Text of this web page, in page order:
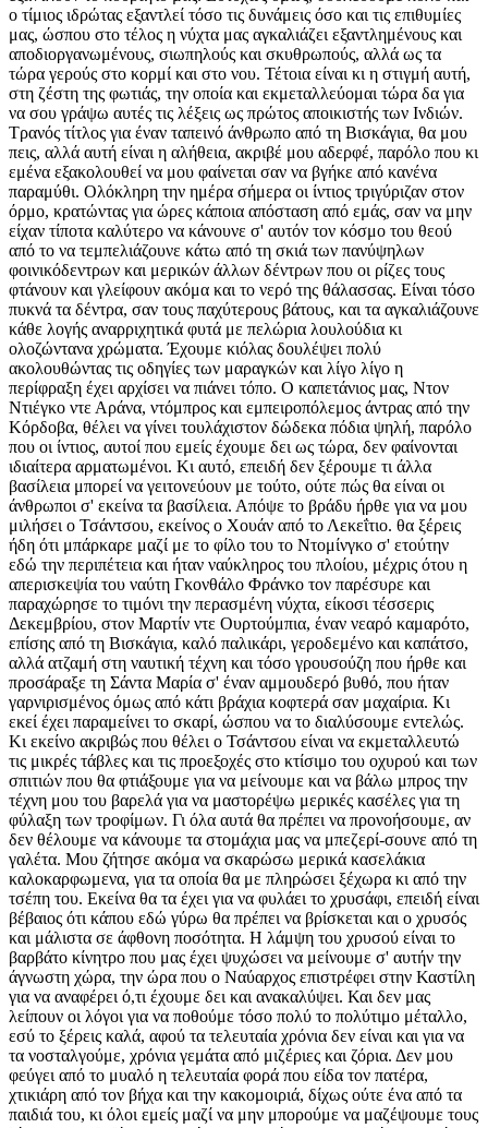
ο τίμιος ιδρώτας εξαντλεί τόσο τις δυνάμεις όσο και τις επιθυμίες
μας, ώσπου στο τέλος η νύχτα μας αγκαλιάζει εξαντλημένους και
αποδιοργανωμένους, σιωπηλούς και σκυθρωπούς, αλλά ως τα
τώρα γερούς στο κορμί και στο νου. Τέτοια είναι κι η στιγμή αυτή,
στη ζέστη της φωτιάς, την οποία και εκμεταλλεύομαι τώρα δα για
να σου γράψω αυτές τις λέξεις ως πρώτος αποικιστής των Ινδιών.
Τρανός τίτλος για έναν ταπεινό άνθρωπο από τη Βισκάγια, θα μου
πεις, αλλά αυτή είναι η αλήθεια, ακριβέ μου αδερφέ, παρόλο που κι
εμένα εξακολουθεί να μου φαίνεται σαν να βγήκε από κανένα
παραμύθι. Ολόκληρη την ημέρα σήμερα οι ίντιος τριγύριζαν στον
όρμο, κρατώντας για ώρες κάποια απόσταση από εμάς, σαν να μην
είχαν τίποτα καλύτερο να κάνουνε σ' αυτόν τον κόσμο του θεού
από το να τεμπελιάζουνε κάτω από τη σκιά των πανύψηλων
φοινικόδεντρων και μερικών άλλων δέντρων που οι ρίζες τους
φτάνουν και γλείφουν ακόμα και το νερό της θάλασσας. Είναι τόσο
πυκνά τα δέντρα, σαν τους παχύτερους βάτους, και τα αγκαλιάζουνε
κάθε λογής αναρριχητικά φυτά με πελώρια λουλούδια κι
ολοζώντανα χρώματα. Έχουμε κιόλας δουλέψει πολύ
ακολουθώντας τις οδηγίες των μαραγκών και λίγο λίγο η
περίφραξη έχει αρχίσει να πιάνει τόπο. Ο καπετάνιος μας, Ντον
Ντιέγκο ντε Αράνα, ντόμπρος και εμπειροπόλεμος άντρας από την
Κόρδοβα, θέλει να γίνει τουλάχιστον δώδεκα πόδια ψηλή, παρόλο
που οι ίντιος, αυτοί που εμείς έχουμε δει ως τώρα, δεν φαίνονται
ιδιαίτερα αρματωμένοι. Κι αυτό, επειδή δεν ξέρουμε τι άλλα
βασίλεια μπορεί να γειτονεύουν με τούτο, ούτε πώς θα είναι οι
άνθρωποι σ' εκείνα τα βασίλεια. Απόψε το βράδυ ήρθε για να μου
μιλήσει ο Τσάντσου, εκείνος ο Χουάν από το Λεκεΐτιο. θα ξέρεις
ήδη ότι μπάρκαρε μαζί με το φίλο του το Ντομίνγκο σ' ετούτην
εδώ την περιπέτεια και ήταν ναύκληρος του πλοίου, μέχρις ότου η
απερισκεψία του ναύτη Γκονθάλο Φράνκο τον παρέσυρε και
παραχώρησε το τιμόνι την περασμένη νύχτα, είκοσι τέσσερις
Δεκεμβρίου, στον Μαρτίν ντε Ουρτούμπια, έναν νεαρό καμαρότο,
επίσης από τη Βισκάγια, καλό παλικάρι, γεροδεμένο και καπάτσο,
αλλά ατζαμή στη ναυτική τέχνη και τόσο γρουσούζη που ήρθε και
προσάραξε τη Σάντα Μαρία σ' έναν αμμουδερό βυθό, που ήταν
γαρνιρισμένος όμως από κάτι βράχια κοφτερά σαν μαχαίρια. Κι
εκεί έχει παραμείνει το σκαρί, ώσπου να το διαλύσουμε εντελώς.
Κι εκείνο ακριβώς που θέλει ο Τσάντσου είναι να εκμεταλλευτώ
τις μικρές τάβλες και τις προεξοχές στο κτίσιμο του οχυρού και των
σπιτιών που θα φτιάξουμε για να μείνουμε και να βάλω μπρος την
τέχνη μου του βαρελά για να μαστορέψω μερικές κασέλες για τη
φύλαξη των τροφίμων. Γι όλα αυτά θα πρέπει να προνοήσουμε, αν
δεν θέλουμε να κάνουμε τα στομάχια μας να μπεζερί-σουνε από τη
γαλέτα. Μου ζήτησε ακόμα να σκαρώσω μερικά κασελάκια
καλοκαρφωμενα, για τα οποία θα με πληρώσει ξέχωρα κι από την
τσέπη του. Εκείνα θα τα έχει για να φυλάει το χρυσάφι, επειδή είναι
βέβαιος ότι κάπου εδώ γύρω θα πρέπει να βρίσκεται και ο χρυσός
και μάλιστα σε άφθονη ποσότητα. Η λάμψη του χρυσού είναι το
βαρβάτο κίνητρο που μας έχει ψυχώσει να μείνουμε σ' αυτήν την
άγνωστη χώρα, την ώρα που ο Ναύαρχος επιστρέφει στην Καστίλη
για να αναφέρει ό,τι έχουμε δει και ανακαλύψει. Και δεν μας
λείπουν οι λόγοι για να ποθούμε τόσο πολύ το πολύτιμο μέταλλο,
εσύ το ξέρεις καλά, αφού τα τελευταία χρόνια δεν είναι και για να
τα νοσταλγούμε, χρόνια γεμάτα από μιζέριες και ζόρια. Δεν μου
φεύγει από το μυαλό η τελευταία φορά που είδα τον πατέρα,
χτικιάρη από τον βήχα και την κακομοιριά, δίχως ούτε ένα από τα
παιδιά του, κι όλοι εμείς μαζί να μην μπορούμε να μαζέψουμε τους